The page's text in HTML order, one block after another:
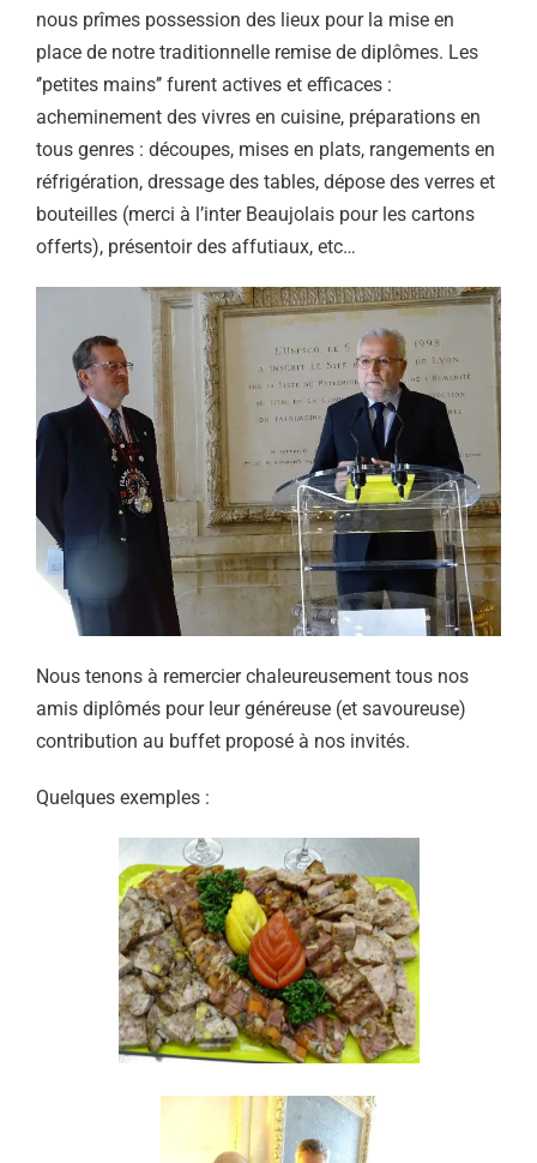
nous prîmes possession des lieux pour la mise en
place de notre traditionnelle remise de diplômes. Les
‘’petites mains’’ furent actives et efficaces :
acheminement des vivres en cuisine, préparations en
tous genres : découpes, mises en plats, rangements en
réfrigération, dressage des tables, dépose des verres et
bouteilles (merci à l’inter Beaujolais pour les cartons
offerts), présentoir des affutiaux, etc…
Nous tenons à remercier chaleureusement tous nos
amis diplômés pour leur généreuse (et savoureuse)
contribution au buffet proposé à nos invités.
Quelques exemples :